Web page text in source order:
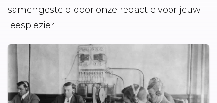
samengesteld door onze redactie voor jouw
leesplezier.